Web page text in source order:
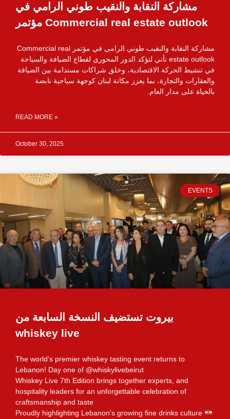
مشاركة النقابة والنقيب طوني الرامي في
مؤتمر Commercial real estate outlook
مشاركة النقابة والنقيب طوني الرامي في مؤتمر Commercial real
estate outlook تأتي لتؤكد الدور المحوري لقطاع الضيافة والسياحة
في تنشيط الحركة الاقتصادية، وخلق شراكات مستدامة بين الضيافة
والعقارات والتجارة، بما يعزز مكانة لبنان كوجهة سياحية نابضة
بالحياة على مدار العام.
READ MORE »
October 30, 2025
EVENTS
بيروت تستضيف النسخة السابعة من
whiskey live
The world’s premier whiskey tasting event returns to
Lebanon! Day one of @whiskylivebeirut
Whiskey Live 7th Edition brings together experts, and
hospitality leaders for an unforgettable celebration of
craftsmanship and taste
Proudly highlighting Lebanon’s growing fine drinks culture